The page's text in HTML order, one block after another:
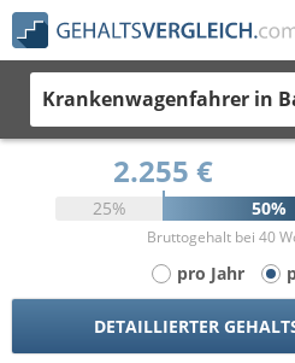
Krankenwagenfahrer in
2.255 €
25% 50%
Bruttogehalt bei 40
pro Jahr
DETAILLIERTER